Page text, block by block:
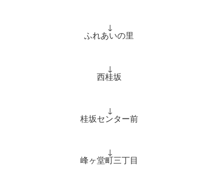
↓
ふれあいの里
↓
西桂坂
↓
桂坂センター前
↓
峰ヶ堂町三丁目